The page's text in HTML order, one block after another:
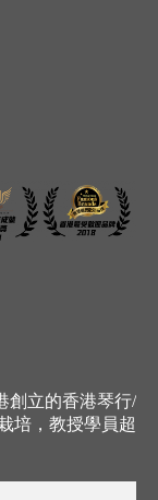
創立的香港琴行/
培，教授學員超